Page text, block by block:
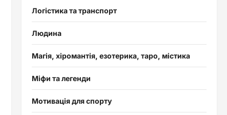
Логістика та транспорт
Людина
Магія, хіромантія, езотерика, таро, містика
Міфи та легенди
Мотивація для спорту